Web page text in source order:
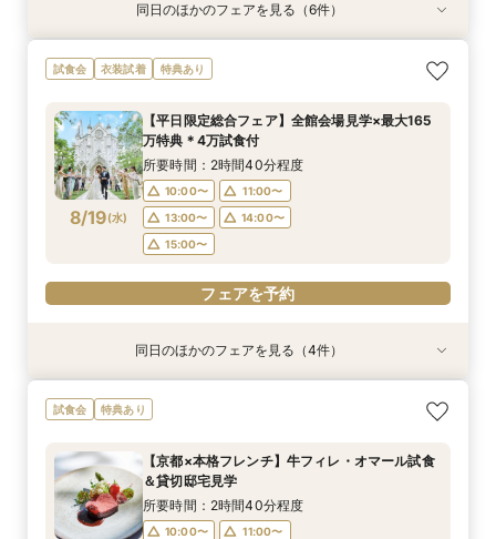
特典あり
8/16(日)
LGBTQ＋FRIENDLY*レインボーウェディング
フェア
8:45〜 14:00〜
フェアを予約
衣装試着 特典あり
8/16(日)
【子供と一緒に結婚式】ファミリー婚★キッズス
ペース付フェア
9:00〜
14:00〜
15:00〜
フェアを予約
衣装試着 特典あり
8/16(日)
【予算重視のお二人】全館見学＆見積り相談付き
フェア（試食付）
9:00〜
14:00〜
15:00〜
フェアを予約
特典あり
8/16(日)
【家族で挙式＆会食】当館で一番お得な57万円プ
ラン紹介フェア
9:00〜
10:00〜
14:00〜
15:00〜
16:00〜
フェアを予約
衣装試着 特典あり
8/16(日)
【初めての見学も安心】全館見学＆予算相談＆4
万試食付フェア
9:00〜
10:00〜
14:00〜
15:00〜
17:00〜
フェアを予約
8/16(日)
【自宅で60分】3邸宅を比較解説！予算×準備オ
ンライン相談会
16:00〜
17:00〜
18:00〜
19:00〜
フェアを予約
同日のほかのフェアを見る（6件）
試食会 衣装試着 特典あり
8/19(水)
【平日限定総合フェア】全館会場見学×最大165
万特典＊4万試食付
所要時間：2時間40分程度
10:00〜
11:00〜
13:00〜
14:00〜
15:00〜
フェアを予約
衣装試着 特典あり
8/19(水)
【初めての見学もオススメ】全館見学＆見積もり
相談＆絶品試食付
11:00〜
14:00〜
15:00〜
衣装試着 特典あり
8/19(水)
【10名58万円◆限定プラン紹介】少人数ウエ
ディング相談フェア
12:00〜
16:00〜
特典あり
8/19(水)
【ドレス特典付】全館ゆったり見学×挙式体験×
花嫁ドレス診断
11:00〜
15:00〜
17:30〜
衣装試着 特典あり
8/19(水)
【マタニティＷ相談会】半年以内ＯＫ＆最大155
万優待付フェア
11:00〜
14:00〜
同日のほかのフェアを見る（4件）
試食会 特典あり
【京都×本格フレンチ】牛フィレ・オマール試食
＆貸切邸宅見学
所要時間：2時間40分程度
10:00〜
11:00〜